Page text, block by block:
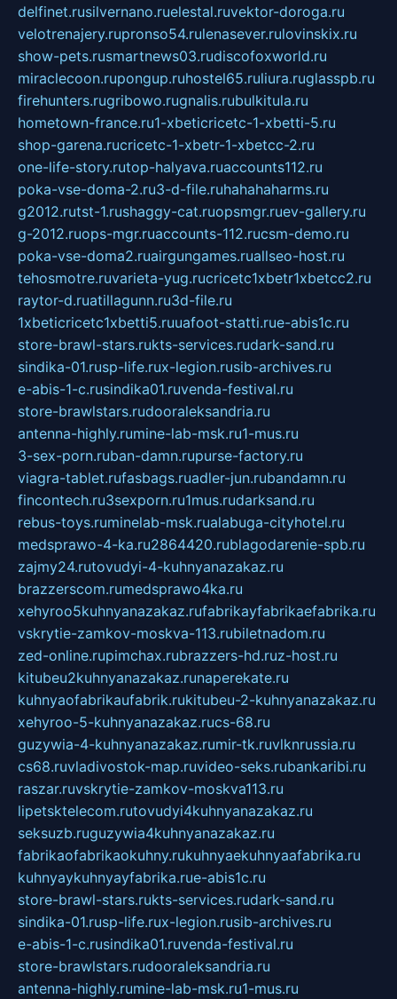
delfinet.rusilvernano.ruelestal.ruvektor-doroga.ru
velotrenajery.rupronso54.rulenasever.rulovinskix.ru
show-pets.rusmartnews03.rudiscofoxworld.ru
miraclecoon.rupongup.ruhostel65.ruliura.ruglasspb.ru
firehunters.rugribowo.rugnalis.rubulkitula.ru
hometown-france.ru1-xbeticricetc-1-xbetti-5.ru
shop-garena.rucricetc-1-xbetr-1-xbetcc-2.ru
one-life-story.rutop-halyava.ruaccounts112.ru
poka-vse-doma-2.ru3-d-file.ruhahahaharms.ru
g2012.rutst-1.rushaggy-cat.ruopsmgr.ruev-gallery.ru
g-2012.ruops-mgr.ruaccounts-112.rucsm-demo.ru
poka-vse-doma2.ruairgungames.ruallseo-host.ru
tehosmotre.ruvarieta-yug.rucricetc1xbetr1xbetcc2.ru
raytor-d.ruatillagunn.ru3d-file.ru
1xbeticricetc1xbetti5.ruuafoot-statti.rue-abis1c.ru
store-brawl-stars.rukts-services.rudark-sand.ru
sindika-01.rusp-life.rux-legion.rusib-archives.ru
e-abis-1-c.rusindika01.ruvenda-festival.ru
store-brawlstars.rudooraleksandria.ru
antenna-highly.rumine-lab-msk.ru1-mus.ru
3-sex-porn.ruban-damn.rupurse-factory.ru
viagra-tablet.rufasbags.ruadler-jun.rubandamn.ru
fincontech.ru3sexporn.ru1mus.rudarksand.ru
rebus-toys.ruminelab-msk.rualabuga-cityhotel.ru
medsprawo-4-ka.ru2864420.rublagodarenie-spb.ru
zajmy24.rutovudyi-4-kuhnyanazakaz.ru
brazzerscom.rumedsprawo4ka.ru
xehyroo5kuhnyanazakaz.rufabrikayfabrikaefabrika.ru
vskrytie-zamkov-moskva-113.rubiletnadom.ru
zed-online.rupimchax.rubrazzers-hd.ruz-host.ru
kitubeu2kuhnyanazakaz.runaperekate.ru
kuhnyaofabrikaufabrik.rukitubeu-2-kuhnyanazakaz.ru
xehyroo-5-kuhnyanazakaz.rucs-68.ru
guzywia-4-kuhnyanazakaz.rumir-tk.ruvlknrussia.ru
cs68.ruvladivostok-map.ruvideo-seks.rubankaribi.ru
raszar.ruvskrytie-zamkov-moskva113.ru
lipetsktelecom.rutovudyi4kuhnyanazakaz.ru
seksuzb.ruguzywia4kuhnyanazakaz.ru
fabrikaofabrikaokuhny.rukuhnyaekuhnyaafabrika.ru
kuhnyaykuhnyayfabrika.rue-abis1c.ru
store-brawl-stars.rukts-services.rudark-sand.ru
sindika-01.rusp-life.rux-legion.rusib-archives.ru
e-abis-1-c.rusindika01.ruvenda-festival.ru
store-brawlstars.rudooraleksandria.ru
antenna-highly.rumine-lab-msk.ru1-mus.ru